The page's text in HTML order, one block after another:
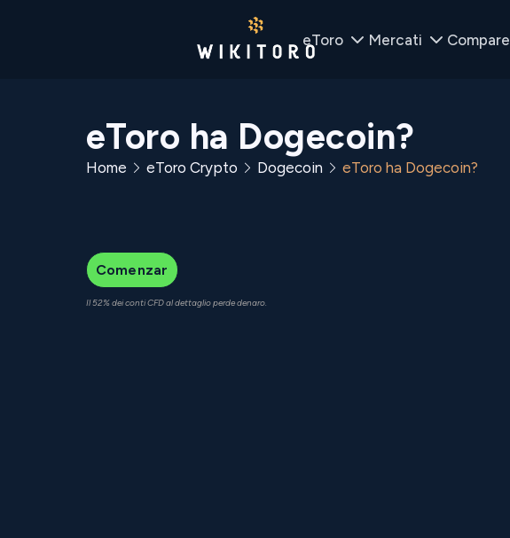
eToro Mercati Compare
eToro ha Dogecoin?
Home eToro Crypto Dogecoin eToro ha Dogecoin?
Comenzar
Il 52% dei conti CFD al dettaglio perde denaro.